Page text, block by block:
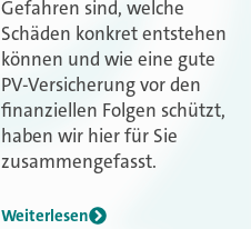
Gefahren sind, welche
Schäden konkret entstehen
können und wie eine gute
PV-Versicherung vor den
finanziellen Folgen schützt,
haben wir hier für Sie
zusammengefasst.
Weiterlesen